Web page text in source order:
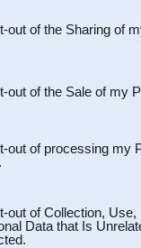
Participants
out of the Sharing of
out of the Sale of my
out of processing my
out of Collection,
Data that Is